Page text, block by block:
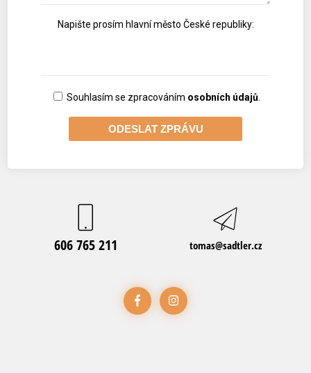
Napište prosím hlavní město České republiky:
Souhlasím se zpracováním osobních údajů.
606 765 211 tomas@sadtler.cz